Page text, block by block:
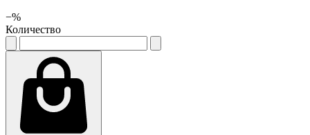
−%
Количество